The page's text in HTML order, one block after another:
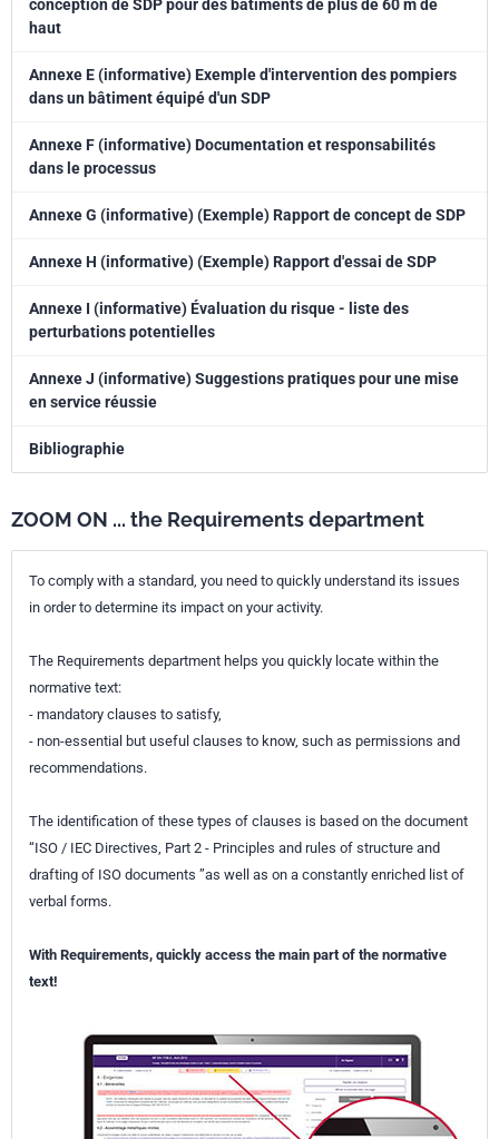
conception de SDP pour des bâtiments de plus de 60 m de
haut
Annexe E (informative) Exemple d'intervention des pompiers
dans un bâtiment équipé d'un SDP
Annexe F (informative) Documentation et responsabilités
dans le processus
Annexe G (informative) (Exemple) Rapport de concept de SDP
Annexe H (informative) (Exemple) Rapport d'essai de SDP
Annexe I (informative) Évaluation du risque - liste des
perturbations potentielles
Annexe J (informative) Suggestions pratiques pour une mise
en service réussie
Bibliographie
ZOOM ON ... the Requirements department
To comply with a standard, you need to quickly understand its issues
in order to determine its impact on your activity.
The Requirements department helps you quickly locate within the
normative text:
- mandatory clauses to satisfy,
- non-essential but useful clauses to know, such as permissions and
recommendations.
The identification of these types of clauses is based on the document
“ISO / IEC Directives, Part 2 - Principles and rules of structure and
drafting of ISO documents ”as well as on a constantly enriched list of
verbal forms.
With Requirements, quickly access the main part of the normative
text!